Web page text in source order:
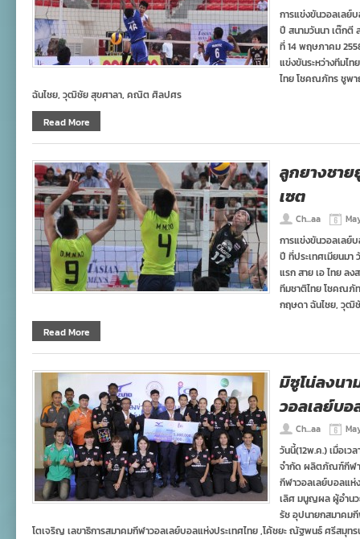
การแข่งขันวอลเลย์บ
ปี สนามวันนา เต๊กตี
ที่ 14 พฤษภาคม
แข่งขันระหว่างทีมไ
ไทย โชคณภัทร ชูพ
ฉันไชย, วุฒิชัย สุขศาลา, คณิต ศิลปศร
Read More
ลูกยางชาย
เซต
Ch...aa
การแข่งขันวอลเลย์บ
ปี ที่ประเทศเมียนม
แรก สาย เอ ไทย ล
ทีมชาติไทย โชคณภั
กฤษดา ฉันไชย, วุฒิ
Read More
มิซูโน่ลงน
วอลเลย์บอ
Ch...aa
วันนี้(12พ.ค.) เมื่อเว
จำกัด ผลิตภัณฑ์กีฬา
กีฬาวอลเลย์บอลแห่
เลิศ มนูญผล ผู้อำนว
รัช อุปนายกสมาคม
โตเจริญ เลขาธิการสมาคมกีฬาวอลเลย์บอลแห่งประเทศไทย ,โค้ชยะ ณัฐพนธ์ ศรีสมุ